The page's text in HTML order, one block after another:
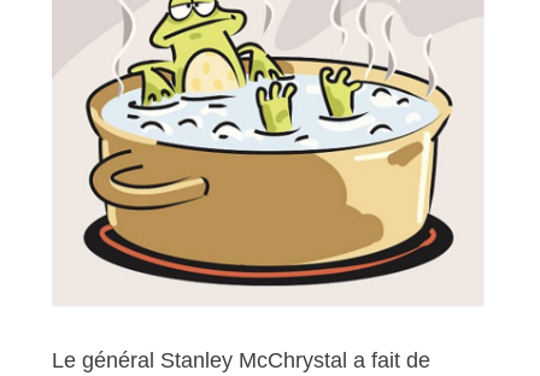
Le général Stanley McChrystal a fait de